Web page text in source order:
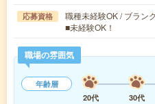
応募資格
職種未経験OK / ブラン
■未経験OK！
職場の雰囲気
年齢層
20代
30代